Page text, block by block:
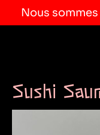
Nous
Sushi